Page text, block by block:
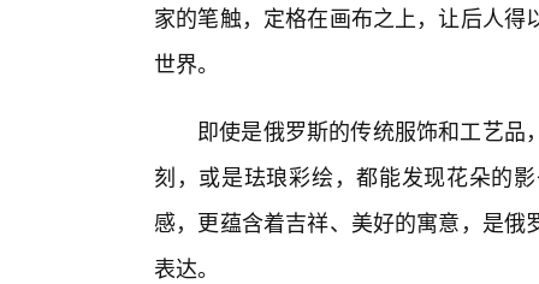
家的笔触，定格在画布之上，让后人
世界。
即使是俄罗斯的传统服饰和工艺
刻，或是珐琅彩绘，都能发现花朵的
感，更蕴含着吉祥、美好的寓意，是
表达。